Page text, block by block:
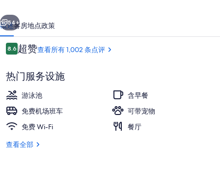
机
场
希
尔
顿
欢
朋
酒
店
室外游泳池，日光浴躺椅
个 下一个
54+
概述客房地点政策
点
评
8.68.6/10
超赞查看所有 1,002 条点评
热门服务设施
游泳池
含早餐
免费机场班车
可带宠物
免费 Wi-Fi
餐厅
查看全部